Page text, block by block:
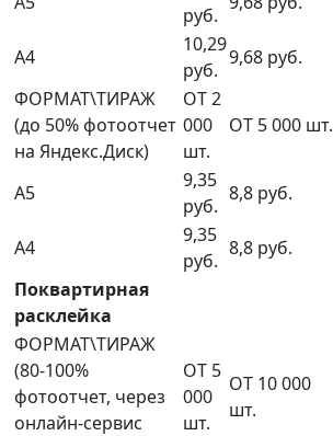
руб.
А4
10,29
руб.
9,68 руб.
ФОРМАТ\ТИРАЖ
(до 50% фотоотчет
на Яндекс.Диск)
ОТ 2
000
шт.
ОТ 5 000 шт.
А5
9,35
руб.
8,8 руб.
А4
9,35
руб.
8,8 руб.
Поквартирная
расклейка
ФОРМАТ\ТИРАЖ
(80-100%
фотоотчет, через
онлайн-сервис
ОТ 5
000
шт.
ОТ 10 000
шт.